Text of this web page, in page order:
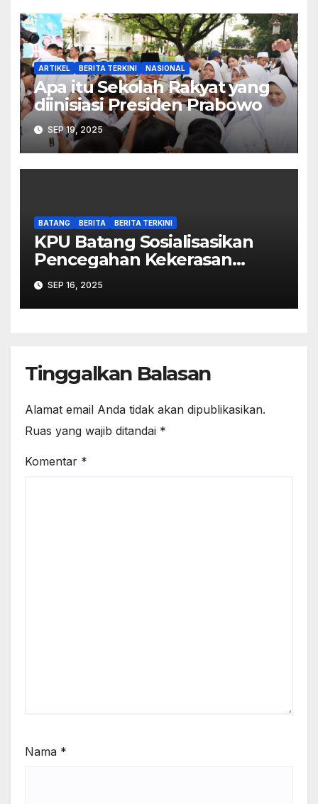
ARTIKEL BERITA TERKINI NASIONAL
Apa itu Sekolah Rakyat yang
diinisiasi Presiden Prabowo
SEP 19, 2025
BATANG BERITA BERITA TERKINI
KPU Batang Sosialisasikan
Pencegahan Kekerasan
Seksual dalam Lingkungan
Kerja Pemilu
SEP 16, 2025
Tinggalkan Balasan
Alamat email Anda tidak akan dipublikasikan.
Ruas yang wajib ditandai *
Komentar *
Nama *